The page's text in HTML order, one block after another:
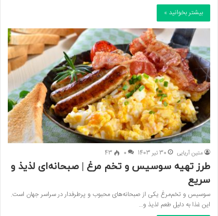
بیشتر بخوانید »
متین آریایی 30 تیر 1403 0
43
طرز تهیه سوسیس و تخم مرغ | صبحانه‌ای لذیذ و
سریع
سوسیس و تخم‌مرغ یکی از صبحانه‌های محبوب و پرطرفدار در سراسر جهان است.
این غذا به دلیل طعم لذیذ و…